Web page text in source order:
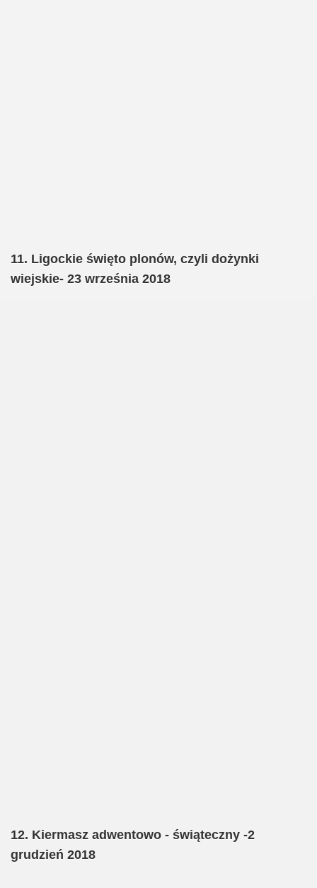
11. Ligockie święto plonów, czyli dożynki
wiejskie- 23 września 2018
12. Kiermasz adwentowo - świąteczny -2
grudzień 2018